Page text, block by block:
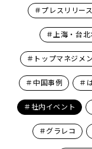
＃プレスリリース
＃上海・台
＃トップマネジメ
＃中国事例 ＃
＃社内イベント
＃グラレコ